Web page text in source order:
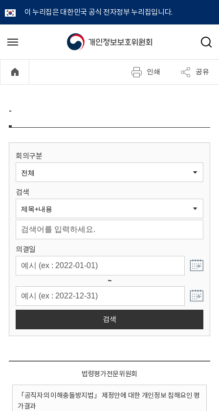
이 누리집은 대한민국 공식 전자정부 누리집입니다.
개
정
보
원
회
메
기
검
인쇄 공유
-
회의구분
검색
의결일
~
검색
법령평가전문위원회
「공직자의 이해충돌방지법」 제정안에 대한 개인정보 침해요인 평
가결과